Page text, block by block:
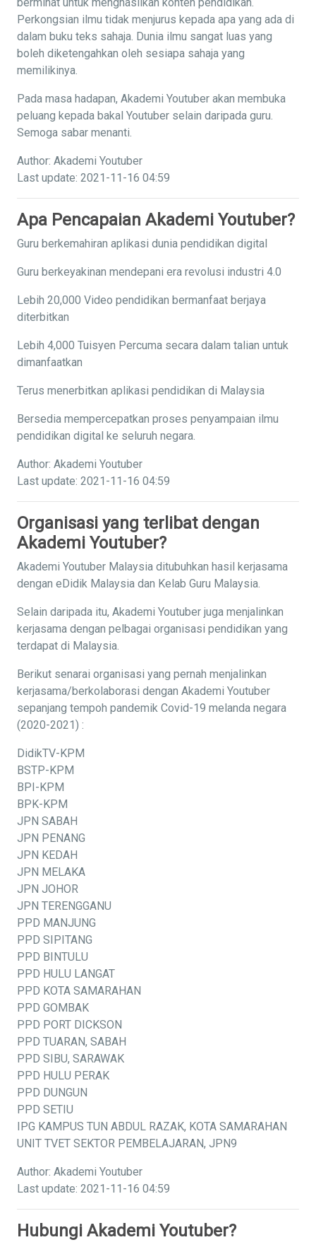
Perkongsian ilmu tidak menjurus kepada apa yang ada di
dalam buku teks sahaja. Dunia ilmu sangat luas yang
boleh diketengahkan oleh sesiapa sahaja yang
memilikinya.
Pada masa hadapan, Akademi Youtuber akan membuka
peluang kepada bakal Youtuber selain daripada guru.
Semoga sabar menanti.
Author: Akademi Youtuber
Last update: 2021-11-16 04:59
Apa Pencapaian Akademi Youtuber?
Guru berkemahiran aplikasi dunia pendidikan digital
Guru berkeyakinan mendepani era revolusi industri 4.0
Lebih 20,000 Video pendidikan bermanfaat berjaya
diterbitkan
Lebih 4,000 Tuisyen Percuma secara dalam talian untuk
dimanfaatkan
Terus menerbitkan aplikasi pendidikan di Malaysia
Bersedia mempercepatkan proses penyampaian ilmu
pendidikan digital ke seluruh negara.
Author: Akademi Youtuber
Last update: 2021-11-16 04:59
Organisasi yang terlibat dengan
Akademi Youtuber?
Akademi Youtuber Malaysia ditubuhkan hasil kerjasama
dengan eDidik Malaysia dan Kelab Guru Malaysia.
Selain daripada itu, Akademi Youtuber juga menjalinkan
kerjasama dengan pelbagai organisasi pendidikan yang
terdapat di Malaysia.
Berikut senarai organisasi yang pernah menjalinkan
kerjasama/berkolaborasi dengan Akademi Youtuber
sepanjang tempoh pandemik Covid-19 melanda negara
(2020-2021) :
DidikTV-KPM
BSTP-KPM
BPI-KPM
BPK-KPM
JPN SABAH
JPN PENANG
JPN KEDAH
JPN MELAKA
JPN JOHOR
JPN TERENGGANU
PPD MANJUNG
PPD SIPITANG
PPD BINTULU
PPD HULU LANGAT
PPD KOTA SAMARAHAN
PPD GOMBAK
PPD PORT DICKSON
PPD TUARAN, SABAH
PPD SIBU, SARAWAK
PPD HULU PERAK
PPD DUNGUN
PPD SETIU
IPG KAMPUS TUN ABDUL RAZAK, KOTA SAMARAHAN
UNIT TVET SEKTOR PEMBELAJARAN, JPN9
Author: Akademi Youtuber
Last update: 2021-11-16 04:59
Hubungi Akademi Youtuber?